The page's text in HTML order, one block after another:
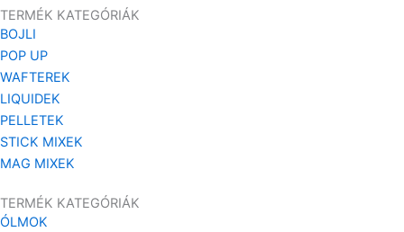
TERMÉK KATEGÓRIÁK
BOJLI
POP UP
WAFTEREK
LIQUIDEK
PELLETEK
STICK MIXEK
MAG MIXEK
TERMÉK KATEGÓRIÁK
ÓLMOK